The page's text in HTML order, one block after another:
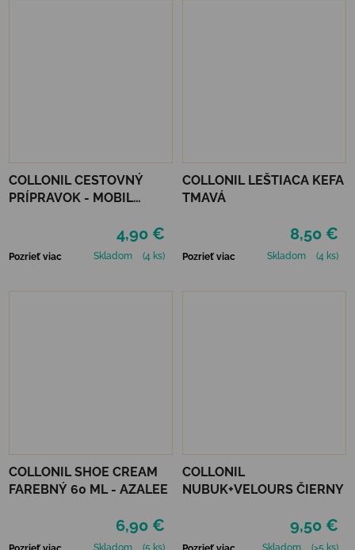
COLLONIL CESTOVNÝ
PRÍPRAVOK - MOBIL
4,90 €
Pozrieť viac Skladom (4 ks)
COLLONIL LEŠTIACA KEFA
TMAVÁ
8,50 €
Pozrieť viac Skladom (4 ks)
COLLONIL SHOE CREAM
FAREBNÝ 60 ML - AZALEE
6,90 €
Skladom (5 ks)
COLLONIL
NUBUK+VELOURS ČIERNY
9,50 €
Skladom (>5 ks)